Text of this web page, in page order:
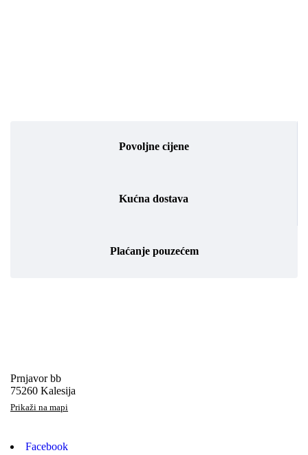
Povoljne cijene
Kućna dostava
Plaćanje pouzećem
Prnjavor bb
75260 Kalesija
Prikaži na mapi
Facebook